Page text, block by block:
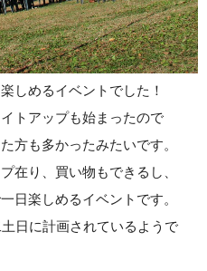
しめるイベントでした！
トアップも始まったので
方も多かったみたいです。
在り、買い物もできるし、
日楽しめるイベントです。
日に計画されているようで